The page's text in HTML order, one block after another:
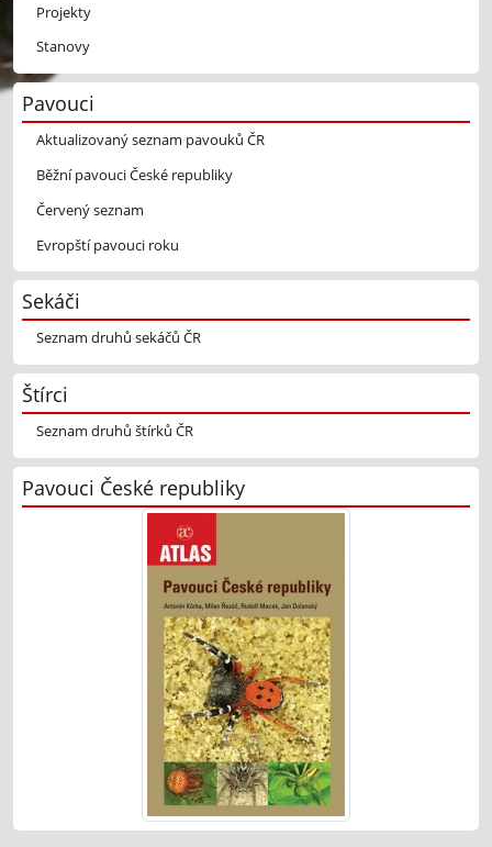
Projekty
Stanovy
Pavouci
Aktualizovaný seznam pavouků ČR
Běžní pavouci České republiky
Červený seznam
Evropští pavouci roku
Sekáči
Seznam druhů sekáčů ČR
Štírci
Seznam druhů štírků ČR
Pavouci České republiky